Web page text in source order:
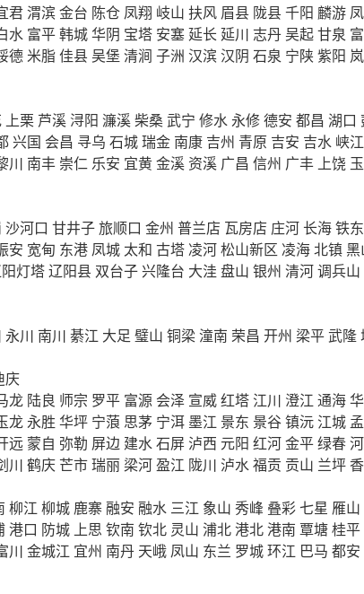
君渭滨金台 陈仓 凤翔 岐山 扶风 眉县 陇县千阳 麟游
水 富平韩城华阴 宝塔 安塞延长 延川 志丹吴起甘泉
德 米脂佳县吴堡 清涧 子洲 汉滨汉阴 石泉 宁陕紫阳
上栗 芦溪 浔阳 濂溪柴桑武宁 修水 永修德安 都昌 湖口
兴国 会昌 寻乌 石城瑞金 南康 吉州 青原 吉安 吉水 峡江
川 南丰 崇仁 乐安 宜黄金溪 资溪 广昌 信州 广丰 上饶
沙河口 甘井子旅顺口 金州 普兰店 瓦房店 庄河 长海铁东
安 宽甸 东港 凤城 太和 古塔 凌河松山新区 凌海北镇黑
灯塔辽阳县 双台子兴隆台 大洼 盘山 银州 清河调兵山
永川 南川 綦江 大足 璧山 铜梁潼南 荣昌 开州 梁平武隆
庆
龙 陆良 师宗 罗平 富源 会泽 宣威红塔 江川 澄江 通海
龙 永胜 华坪 宁蒗 思茅 宁洱 墨江 景东 景谷镇沅 江城
远 蒙自 弥勒 屏边 建水石屏 泸西 元阳 红河金平绿春
川 鹤庆 芒市瑞丽 梁河盈江 陇川 泸水福贡 贡山 兰坪
柳江 柳城 鹿寨融安 融水 三江 象山 秀峰 叠彩七星 雁山
港口 防城 上思 钦南 钦北 灵山 浦北港北港南 覃塘桂平
川 金城江 宜州 南丹 天峨 凤山 东兰 罗城环江 巴马 都安